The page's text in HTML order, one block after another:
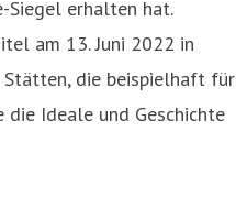
Siegel erhalten hat.
am 13. Juni 2022 in
die beispielhaft für
die Ideale und Geschichte